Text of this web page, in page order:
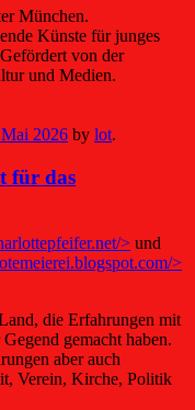
München.
Künste für junges
von der
und Medien.
2026 by lot.
für das
> und
>
die Erfahrungen mit
gemacht haben.
aber auch
Verein, Kirche, Politik